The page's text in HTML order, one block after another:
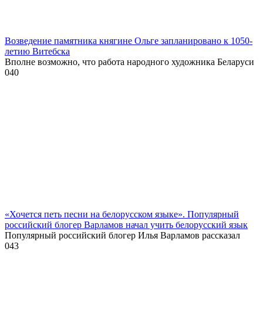
Возведение памятника княгине Ольге запланировано к 1050-
летию Витебска
Вполне возможно, что работа народного художника Беларуси
040
«Хочется петь песни на белорусском языке». Популярный
российский блогер Варламов начал учить белорусский язык
Популярный российский блогер Илья Варламов рассказал
043